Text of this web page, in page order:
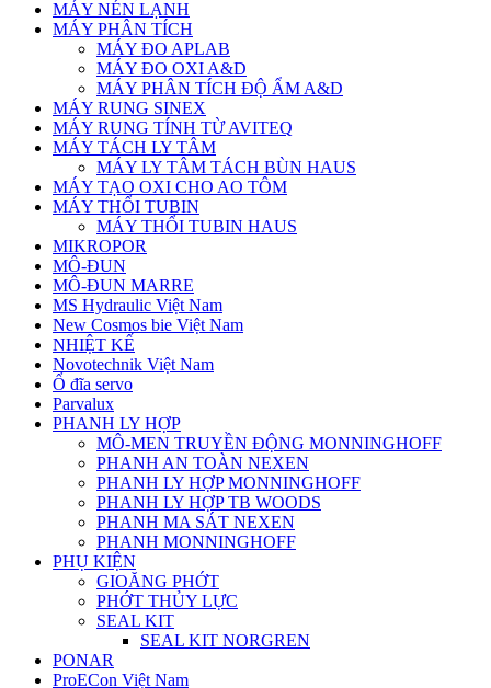
MÁY NÉN LẠNH
MÁY PHÂN TÍCH
MÁY ĐO APLAB
MÁY ĐO OXI A&D
MÁY PHÂN TÍCH ĐỘ ẨM A&D
MÁY RUNG SINEX
MÁY RUNG TÍNH TỪ AVITEQ
MÁY TÁCH LY TÂM
MÁY LY TÂM TÁCH BÙN HAUS
MÁY TẠO OXI CHO AO TÔM
MÁY THỔI TUBIN
MÁY THỔI TUBIN HAUS
MIKROPOR
MÔ-ĐUN
MÔ-ĐUN MARRE
MS Hydraulic Việt Nam
New Cosmos bie Việt Nam
NHIỆT KẾ
Novotechnik Việt Nam
Ổ đĩa servo
Parvalux
PHANH LY HỢP
MÔ-MEN TRUYỀN ĐỘNG MONNINGHOFF
PHANH AN TOÀN NEXEN
PHANH LY HỢP MONNINGHOFF
PHANH LY HỢP TB WOODS
PHANH MA SÁT NEXEN
PHANH MONNINGHOFF
PHỤ KIỆN
GIOĂNG PHỚT
PHỚT THỦY LỰC
SEAL KIT
SEAL KIT NORGREN
PONAR
ProECon Việt Nam